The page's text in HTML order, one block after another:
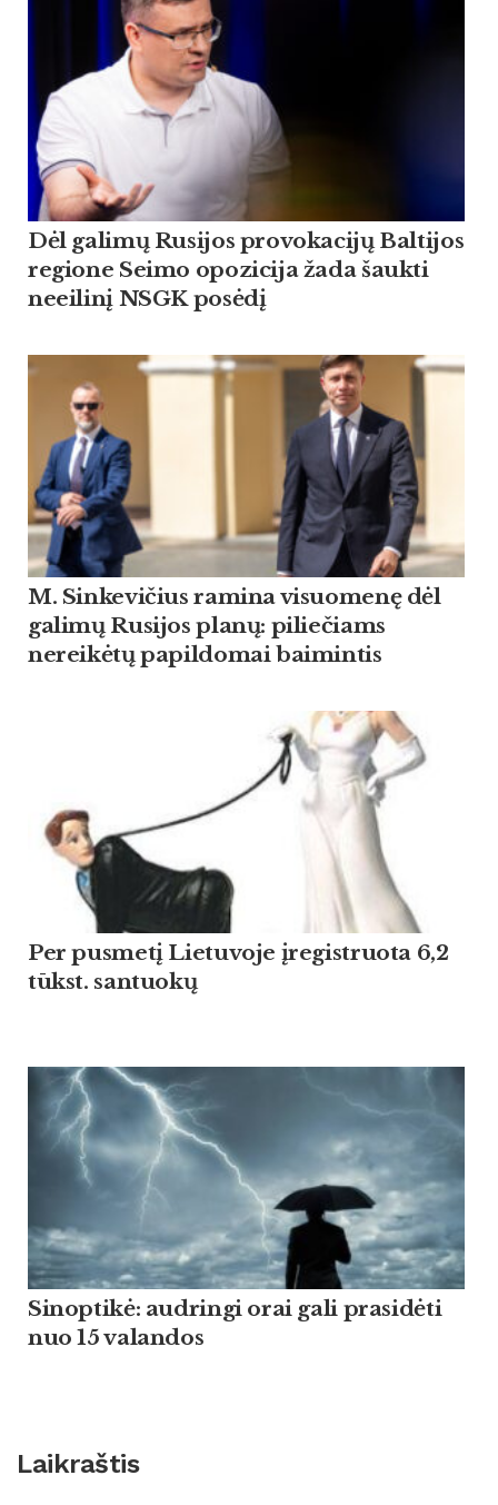
Dėl galimų Rusijos provokacijų Baltijos
regione Seimo opozicija žada šaukti
neeilinį NSGK posėdį
M. Sinkevičius ramina visuomenę dėl
galimų Rusijos planų: piliečiams
nereikėtų papildomai baimintis
Per pusmetį Lietuvoje įregistruota 6,2
tūkst. santuokų
Sinoptikė: audringi orai gali prasidėti
nuo 15 valandos
Laikraštis